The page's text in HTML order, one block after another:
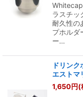
ラスチッ
耐久性の
プホルダ
ー…
ドリン
エスト
1,650円(